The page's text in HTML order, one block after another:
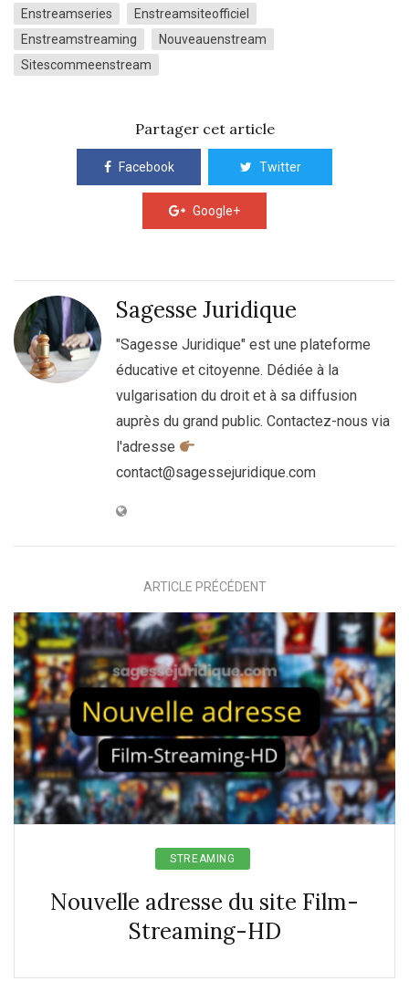
Enstreamseries
Enstreamsiteofficiel
Enstreamstreaming
Nouveauenstream
Sitescommeenstream
Partager cet article
Facebook Twitter
Google+
Sagesse Juridique
"Sagesse Juridique" est une plateforme
éducative et citoyenne. Dédiée à la
vulgarisation du droit et à sa diffusion
auprès du grand public. Contactez-nous via
l'adresse
contact@sagessejuridique.com
ARTICLE PRÉCÉDENT
STREAMING
Nouvelle adresse du site Film-
Streaming-HD